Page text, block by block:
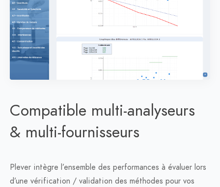
Compatible multi-analyseurs
& multi-fournisseurs
Plever intègre l’ensemble des performances à évaluer lors
d’une vérification / validation des méthodes pour vos